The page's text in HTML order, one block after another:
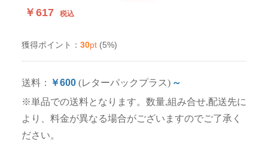
￥617 税込
獲得ポイント： 30pt (5%)
送料： ￥600 (レターパックプラス) ～
※単品での送料となります。数量,組み合せ,配送先に
より、料金が異なる場合がございますのでご了承く
ださい。